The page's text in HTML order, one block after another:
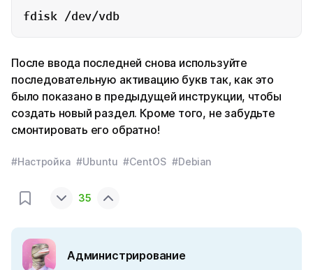
fdisk /dev/vdb
После ввода последней снова используйте
последовательную активацию букв так, как это
было показано в предыдущей инструкции, чтобы
создать новый раздел. Кроме того, не забудьте
смонтировать его обратно!
#Настройка #Ubuntu #CentOS #Debian
35
Администрирование